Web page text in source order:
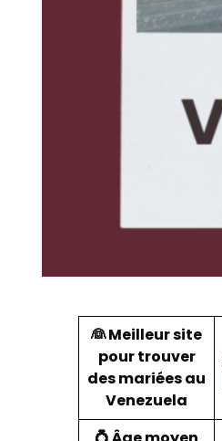
👰 Meilleur site
pour trouver
des mariées au
Venezuela